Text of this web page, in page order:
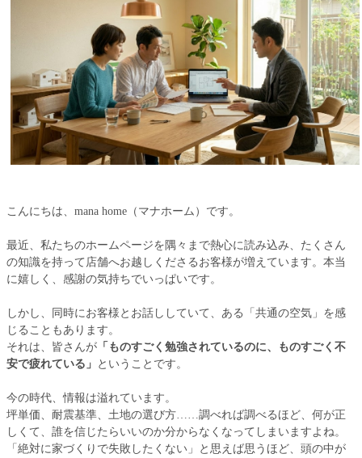
こんにちは、mana home（マナホーム）です。
最近、私たちのホームページを隅々まで熱心に読み込み、たくさん
の知識を持って店舗へお越しくださるお客様が増えています。本当
に嬉しく、感謝の気持ちでいっぱいです。
しかし、同時にお客様とお話ししていて、ある「共通の空気」を感
じることもあります。
それは、皆さんが 「ものすごく勉強されているのに、ものすごく不
安で疲れている」 ということです。
今の時代、情報は溢れています。
坪単価、耐震基準、土地の選び方……調べれば調べるほど、何が正
しくて、誰を信じたらいいのか分からなくなってしまいますよね。
「絶対に家づくりで失敗したくない」と思えば思うほど、頭の中が